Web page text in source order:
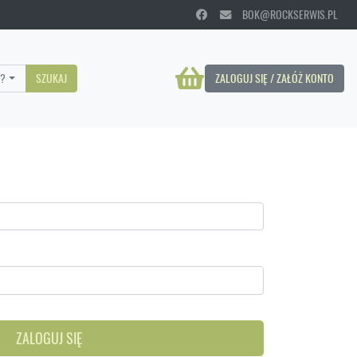
BOK@ROCKSERWIS.PL
ZALOGUJ SIĘ / ZAŁÓŻ KONTO
SZUKAJ
ZALOGUJ SIĘ